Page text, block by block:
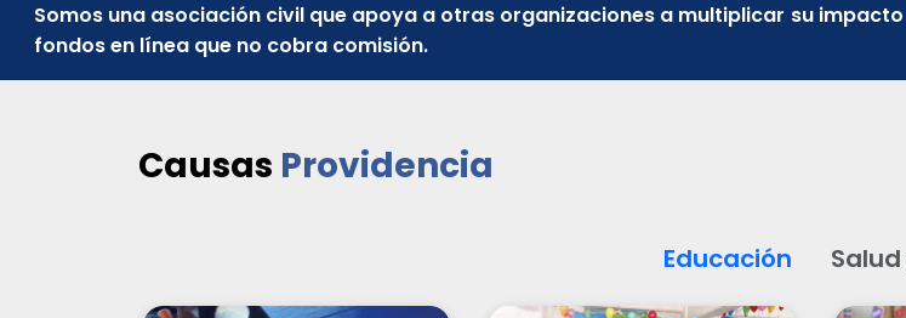
Somos una asociación civil que apoya a otras organizaciones a multiplicar su
fondos en línea que no cobra comisión.
Causas Providencia
Educación